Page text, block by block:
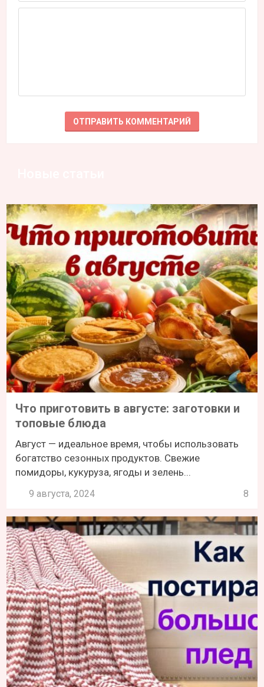
Что приготовить в августе: заготовки и
топовые блюда
Август — идеальное время, чтобы использовать
богатство сезонных продуктов. Свежие
помидоры, кукуруза, ягоды и зелень...
9 августа, 2024 8